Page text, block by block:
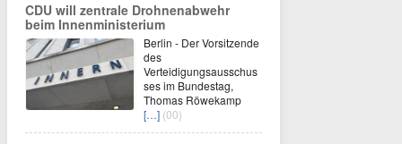
CDU will zentrale Drohnenabwehr
beim Innenministerium
Berlin - Der Vorsitzende
des
Verteidigungsausschus
ses im Bundestag,
Thomas Röwekamp
[…] (00)